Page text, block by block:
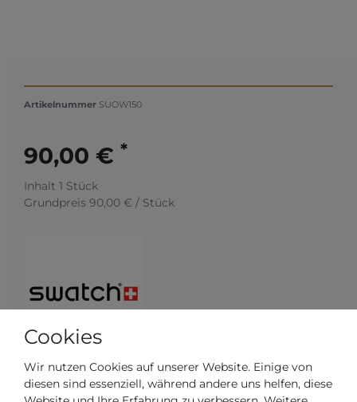
Artikelnummer SUOW150
90,00 € *
Inhalt 1 Stück
Grundpreis 90,00 € / Stück
Cookies
Wir nutzen Cookies auf unserer Website. Einige von
diesen sind essenziell, während andere uns helfen, diese